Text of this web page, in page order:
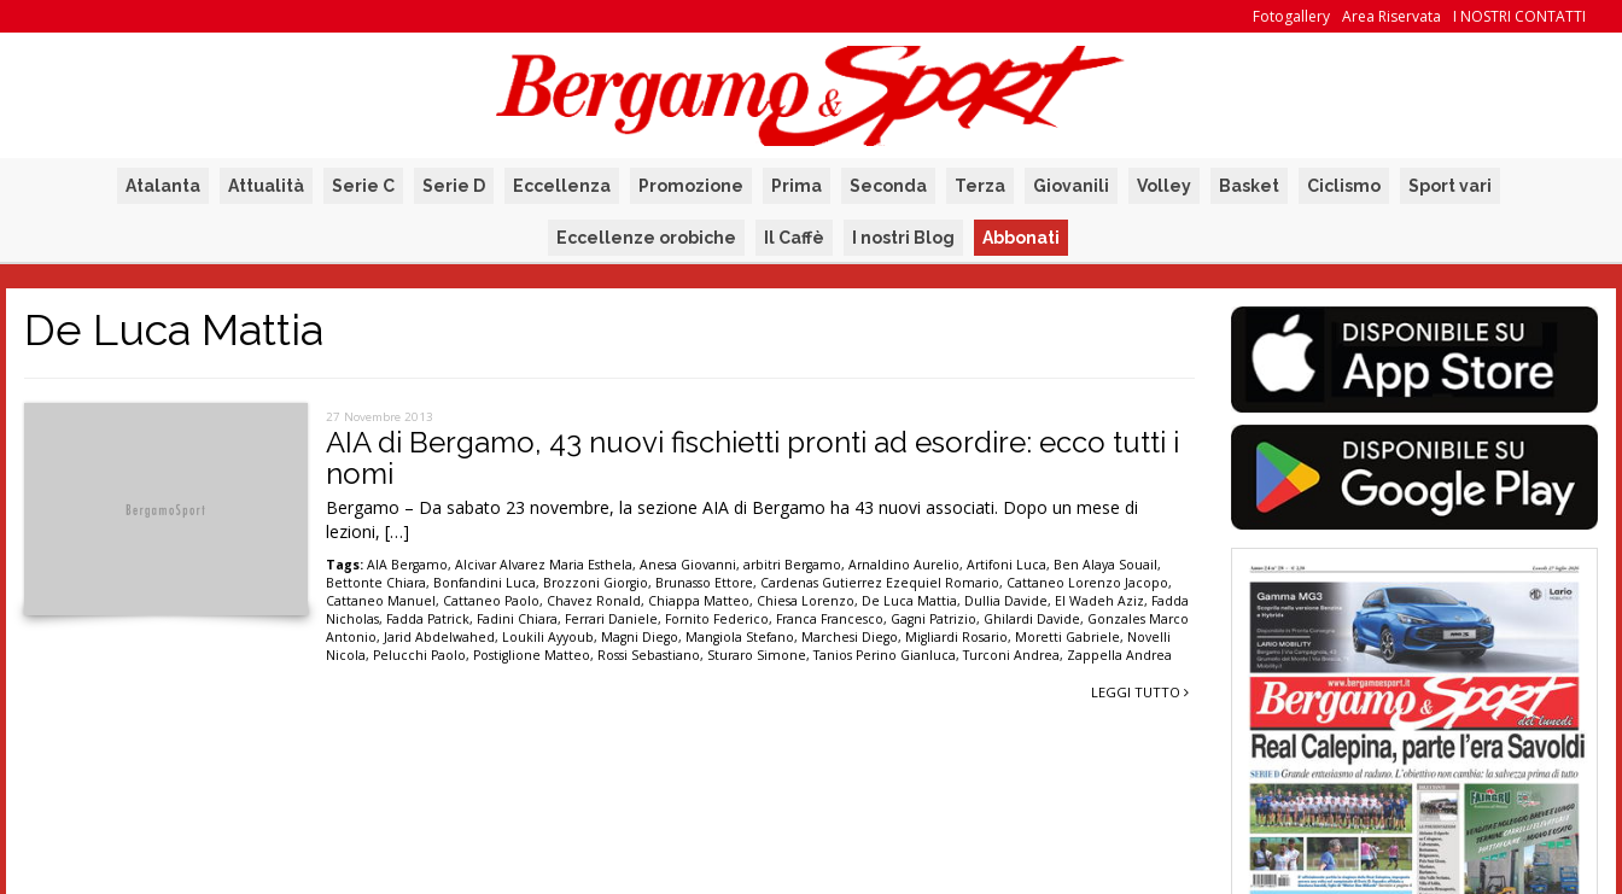
I NOSTRI CONTATTI
Area Riservata
Fotogallery
Atalanta Attualità Serie C Serie D Eccellenza Promozione Prima Seconda Terza Giovanili Volley Basket Ciclismo Sport vari
Eccellenze orobiche Il Caffè I nostri Blog Abbonati
De Luca Mattia
27 Novembre 2013
AIA di Bergamo, 43 nuovi fischietti pronti ad esordire: ecco tutti i
nomi
Bergamo – Da sabato 23 novembre, la sezione AIA di Bergamo ha 43 nuovi associati. Dopo un mese di
lezioni, […]
Tags: AIA Bergamo,Alcivar Alvarez Maria Esthela,Anesa Giovanni,arbitri Bergamo,Arnaldino Aurelio,Artifoni Luca, Ben Alaya Souail,
Bettonte Chiara, Bonfandini Luca, Brozzoni Giorgio, Brunasso Ettore, Cardenas Gutierrez Ezequiel Romario, Cattaneo Lorenzo Jacopo,
Cattaneo Manuel, Cattaneo Paolo, Chavez Ronald, Chiappa Matteo, Chiesa Lorenzo, De Luca Mattia, Dullia Davide, El Wadeh Aziz, Fadda
Nicholas, Fadda Patrick, Fadini Chiara, Ferrari Daniele, Fornito Federico, Franca Francesco, Gagni Patrizio, Ghilardi Davide, Gonzales Marco
Antonio, Jarid Abdelwahed, Loukili Ayyoub, Magni Diego, Mangiola Stefano, Marchesi Diego, Migliardi Rosario, Moretti Gabriele, Novelli
Nicola, Pelucchi Paolo, Postiglione Matteo, Rossi Sebastiano, Sturaro Simone,Tanios Perino Gianluca,Turconi Andrea, Zappella Andrea
LEGGI TUTTO